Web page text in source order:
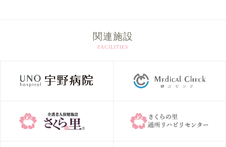
関連施設
FACILITIES